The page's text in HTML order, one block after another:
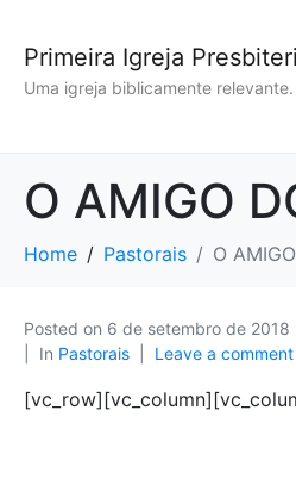
Primeira Igreja
Uma igreja biblicamente relevante.
O AMIGO
Home Pastorais O
Posted on 6 de setembro de 2018
In Pastorais Leave a comment